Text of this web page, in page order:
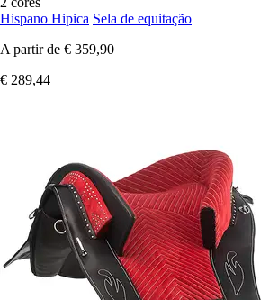
Hispano Hipica Sela de equitação
A partir de € 359,90
€ 289,44